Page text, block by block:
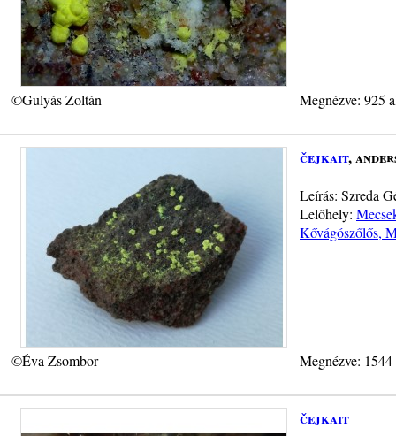
©Gulyás Zoltán Megnézve: 925
čejkait,
Leírás: Szreda
Lelőhely:
Kővágószőlős,
©Éva Zsombor Megnézve:
čejkait